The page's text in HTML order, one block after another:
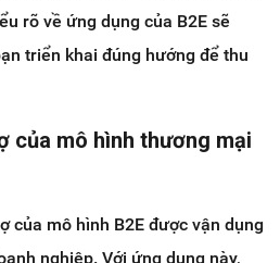
rõ về ứng dụng của B2E sẽ
triển khai đúng hướng để thu
của mô hình thương mại
của mô hình B2E được vận dụng
nghiệp. Với ứng dụng này,